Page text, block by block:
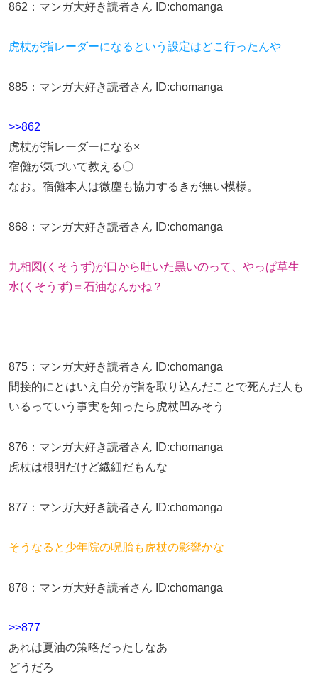
862 ： マンガ大好き読者さん ID:chomanga
虎杖が指レーダーになるという設定はどこ行ったんや
885 ： マンガ大好き読者さん ID:chomanga
>>862
虎杖が指レーダーになる×
宿儺が気づいて教える〇
なお。宿儺本人は微塵も協力するきが無い模様。
868 ： マンガ大好き読者さん ID:chomanga
九相図(くそうず)が口から吐いた黒いのって、やっぱ草生
水(くそうず)＝石油なんかね？
875 ： マンガ大好き読者さん ID:chomanga
間接的にとはいえ自分が指を取り込んだことで死んだ人も
いるっていう事実を知ったら虎杖凹みそう
876 ： マンガ大好き読者さん ID:chomanga
虎杖は根明だけど繊細だもんな
877 ： マンガ大好き読者さん ID:chomanga
そうなると少年院の呪胎も虎杖の影響かな
878 ： マンガ大好き読者さん ID:chomanga
>>877
あれは夏油の策略だったしなあ
どうだろ